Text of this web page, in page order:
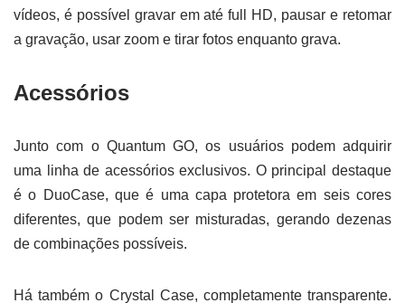
vídeos, é possível gravar em até full HD, pausar e retomar
a gravação, usar zoom e tirar fotos enquanto grava.
Acessórios
Junto com o Quantum GO, os usuários podem adquirir
uma linha de acessórios exclusivos. O principal destaque
é o DuoCase, que é uma capa protetora em seis cores
diferentes, que podem ser misturadas, gerando dezenas
de combinações possíveis.
Há também o Crystal Case, completamente transparente.